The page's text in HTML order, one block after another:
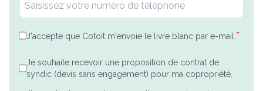
J'accepte que Cotoit m'envoie le livre blanc par e-mail. *
Je souhaite recevoir une proposition de contrat de
syndic (devis sans engagement) pour ma copropriété.